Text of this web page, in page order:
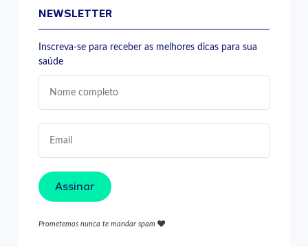
NEWSLETTER
Inscreva-se para receber as melhores dicas para sua
saúde
Assinar
Prometemos nunca te mandar spam